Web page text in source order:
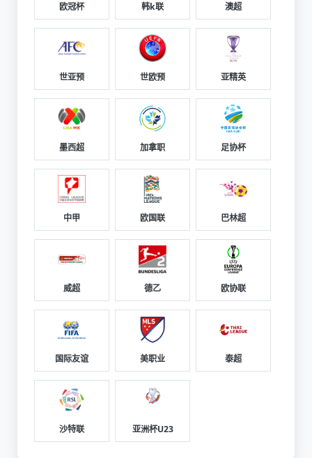
欧冠杯 韩k联 澳超
世亚预 世欧预 亚精英
墨西超 加拿职 足协杯
中甲 欧国联 巴林超
威超 德乙 欧协联
国际友谊 美职业 泰超
沙特联 亚洲杯U23